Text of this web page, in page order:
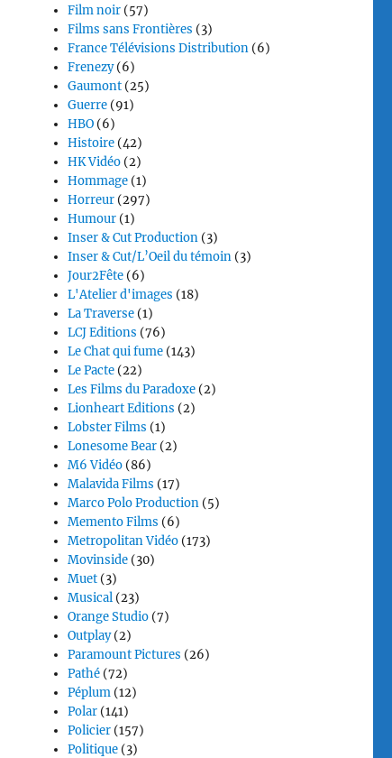
Film noir (57)
Films sans Frontières (3)
France Télévisions Distribution (6)
Frenezy(6)
Gaumont (25)
Guerre (91)
HBO (6)
Histoire (42)
HK Vidéo (2)
Hommage (1)
Horreur (297)
Humour (1)
Inser & Cut Production (3)
Inser & Cut/L’Oeil du témoin (3)
Jour2Fête (6)
L'Atelier d'images (18)
La Traverse (1)
LCJ Editions (76)
Le Chat qui fume (143)
Le Pacte (22)
Les Films du Paradoxe (2)
Lionheart Editions (2)
Lobster Films (1)
Lonesome Bear (2)
M6 Vidéo (86)
Malavida Films (17)
Marco Polo Production (5)
Memento Films (6)
Metropolitan Vidéo (173)
Movinside (30)
Muet (3)
Musical (23)
Orange Studio (7)
Outplay(2)
Paramount Pictures (26)
Pathé (72)
Péplum (12)
Polar (141)
Policier (157)
Politique (3)